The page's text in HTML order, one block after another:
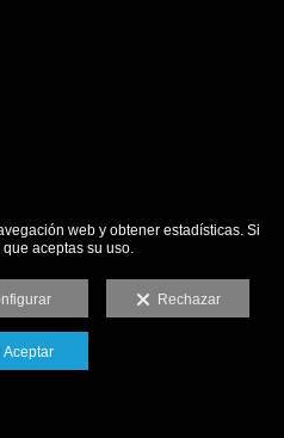
web y obtener estadísticas. Si
aceptas su uso.
Rechazar
Aceptar